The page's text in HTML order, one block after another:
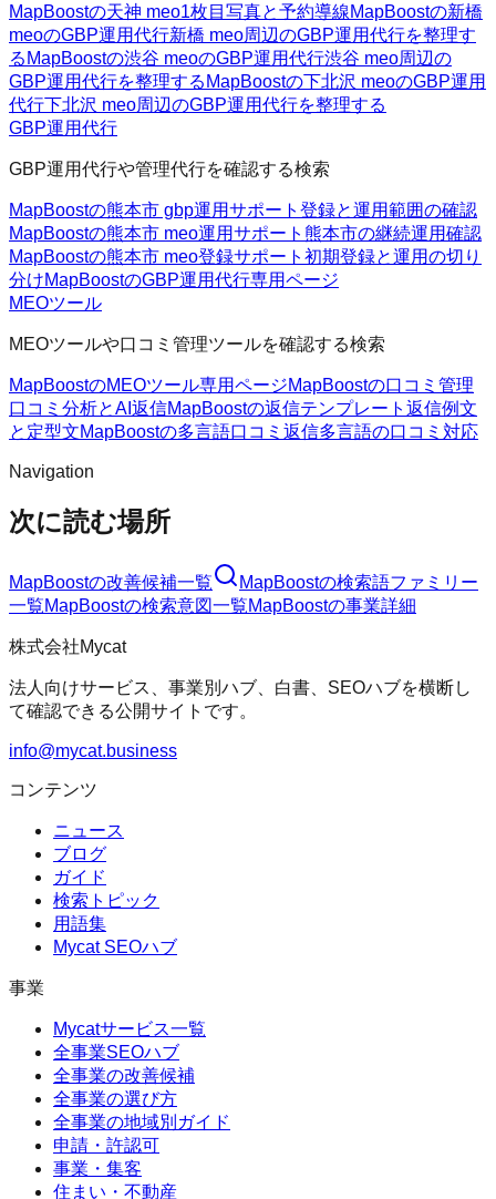
MapBoostの天神 meo1枚目写真と予約導線MapBoostの新橋
meoのGBP運用代行新橋 meo周辺のGBP運用代行を整理す
る MapBoostの渋谷 meoのGBP運用代行渋谷 meo周辺の
GBP運用代行を整理する MapBoostの下北沢 meoのGBP運用
代行下北沢 meo周辺のGBP運用代行を整理する
GBP運用代行
GBP運用代行や管理代行を確認する検索
MapBoostの熊本市 gbp運用サポート 登録と運用範囲の確認
MapBoostの熊本市 meo運用サポート 熊本市の継続運用確認
MapBoostの熊本市 meo登録サポート 初期登録と運用の切り
分けMapBoostのGBP運用代行専用ページ
MEOツール
MEOツールや口コミ管理ツールを確認する検索
MapBoostのMEOツール専用ページMapBoostの口コミ管理
口コミ分析とAI返信MapBoostの返信テンプレート 返信例文
と定型文MapBoostの多言語口コミ返信多言語の口コミ対応
Navigation
次に読む場所
MapBoostの改善候補一覧 MapBoostの検索語ファミリー
一覧MapBoostの検索意図一覧MapBoostの事業詳細
株式会社Mycat
法人向けサービス、事業別ハブ、白書、SEOハブを横断し
て確認できる公開サイトです。
info@mycat.business
コンテンツ
ニュース
ブログ
ガイド
検索トピック
用語集
Mycat SEOハブ
事業
Mycatサービス一覧
全事業SEOハブ
全事業の改善候補
全事業の選び方
全事業の地域別ガイド
申請・許認可
事業・集客
住まい・不動産